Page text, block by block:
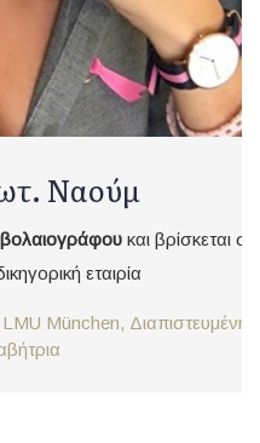
Ναούμ
και βρίσκεται σε
εταιρία
München, Διαπιστευμένη